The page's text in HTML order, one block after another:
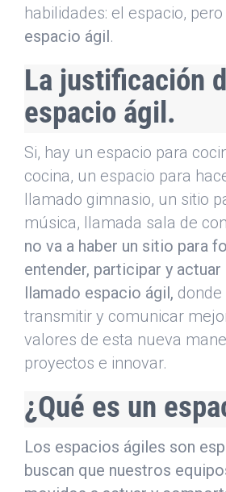
habilidades: el espacio,
espacio ágil.
La justificación
espacio ágil.
Si, hay un espacio para
cocina, un espacio para
llamado gimnasio, un sitio
música, llamada sala de
no va a haber un sitio para
entender, participar y
llamado espacio ágil,
transmitir y comunicar
valores de esta nueva
proyectos e innovar.
¿Qué es un
Los espacios ágiles son
buscan que nuestros